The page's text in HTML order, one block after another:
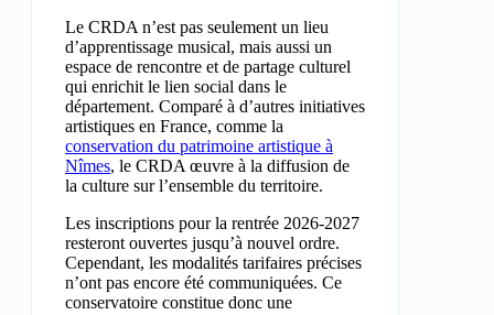
Le CRDA n’est pas seulement un lieu
d’apprentissage musical, mais aussi un
espace de rencontre et de partage culturel
qui enrichit le lien social dans le
département. Comparé à d’autres initiatives
artistiques en France, comme la
conservation du patrimoine artistique à
Nîmes, le CRDA œuvre à la diffusion de
la culture sur l’ensemble du territoire.
Les inscriptions pour la rentrée 2026-2027
resteront ouvertes jusqu’à nouvel ordre.
Cependant, les modalités tarifaires précises
n’ont pas encore été communiquées. Ce
conservatoire constitue donc une